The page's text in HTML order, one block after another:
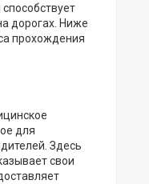
дорогах. Ниже
прохождения
для
Здесь
свои